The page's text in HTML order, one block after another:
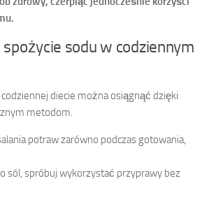
spożycie sodu w codziennym
diecie można osiągnąć dzięki
metodom.
potraw zarówno podczas gotowania,
sól, spróbuj wykorzystać przyprawy bez